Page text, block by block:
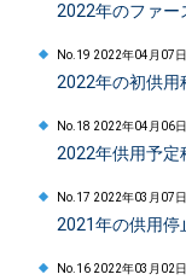
2022年のファー
No.19 2022年04月07日
2022年の初供用
No.18 2022年04月06日
2022年供用予定
No.17 2022年03月07日
2021年の供用停
No.16 2022年03月02日